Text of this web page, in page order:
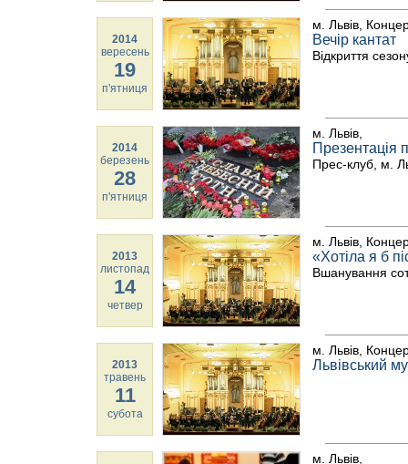
2014
вересень
19
п'ятниця
м. Львів,
Вечір кантат
Відкриття
2014
березень
28
п'ятниця
м. Львів,
Презентація
Прес-клуб, м.
2013
листопад
14
четвер
м. Львів,
«Хотіла я б
Вшанування
2013
травень
11
субота
м. Львів,
Львівський
м. Львів,